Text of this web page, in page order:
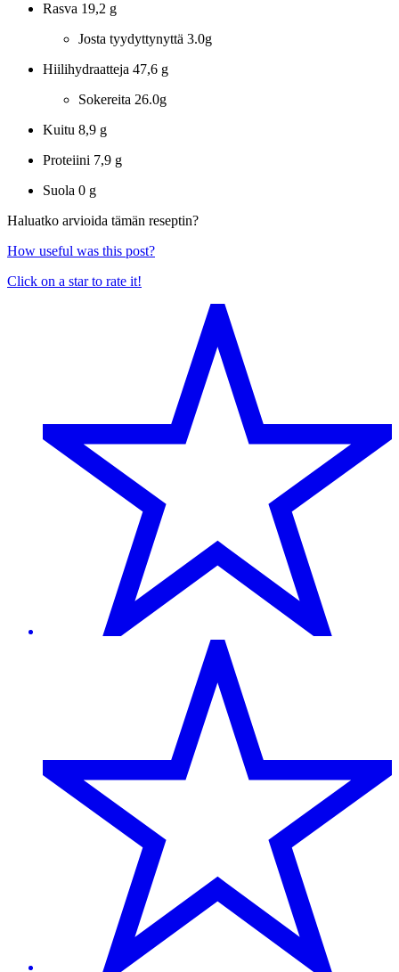
Rasva 19,2 g
Josta tyydyttynyttä 3.0g
Hiilihydraatteja 47,6 g
Sokereita 26.0g
Kuitu 8,9 g
Proteiini 7,9 g
Suola 0 g
Haluatko arvioida tämän reseptin?
How useful was this post?
Click on a star to rate it!